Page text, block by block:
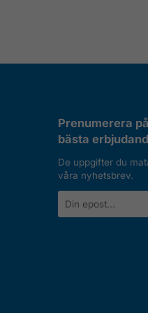
Prenumerera
bästa
De uppgifter du
våra nyhetsbrev.
postadress